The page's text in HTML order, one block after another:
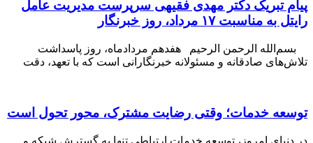
پیام تبریک دکتر مهدی فقیهی سرپرست مدیریت عامل
رایتل به مناسبت ۱۷ مرداد، روز خبرنگار
بسم‌الله الرحمن الرحیم هفدهم مردادماه، روز پاسداشت
تلاش‌های صادقانه و مسئولانه خبرنگارانی است که با تعهد، دقت
توسعه خدمات؛ وقتی رضایت مشترک، محور تحول است
در دنیای امروز، توسعه خدمات ارتباطی تنها به گسترش شبکه و